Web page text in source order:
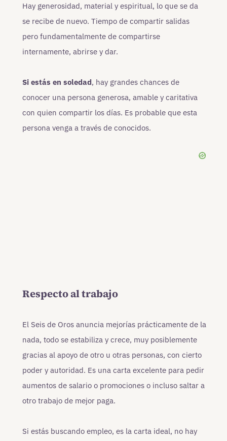
Hay generosidad, material y espiritual, lo que se da
se recibe de nuevo. Tiempo de compartir salidas
pero fundamentalmente de compartirse
internamente, abrirse y dar.
Si estás en soledad, hay grandes chances de
conocer una persona generosa, amable y caritativa
con quien compartir los días. Es probable que esta
persona venga a través de conocidos.
Respecto al trabajo
El Seis de Oros anuncia mejorías prácticamente de la
nada, todo se estabiliza y crece, muy posiblemente
gracias al apoyo de otro u otras personas, con cierto
poder y autoridad. Es una carta excelente para pedir
aumentos de salario o promociones o incluso saltar a
otro trabajo de mejor paga.
Si estás buscando empleo, es la carta ideal, no hay